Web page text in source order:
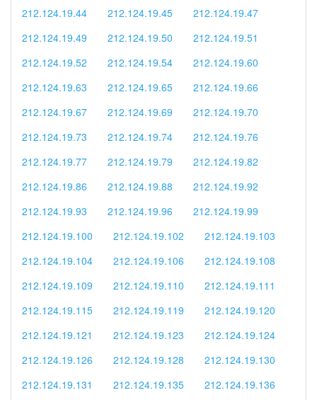
212.124.19.44
212.124.19.45
212.124.19.47
212.124.19.49
212.124.19.50
212.124.19.51
212.124.19.52
212.124.19.54
212.124.19.60
212.124.19.63
212.124.19.65
212.124.19.66
212.124.19.67
212.124.19.69
212.124.19.70
212.124.19.73
212.124.19.74
212.124.19.76
212.124.19.77
212.124.19.79
212.124.19.82
212.124.19.86
212.124.19.88
212.124.19.92
212.124.19.93
212.124.19.96
212.124.19.99
212.124.19.100
212.124.19.102
212.124.19.103
212.124.19.104
212.124.19.106
212.124.19.108
212.124.19.109
212.124.19.110
212.124.19.111
212.124.19.115
212.124.19.119
212.124.19.120
212.124.19.121
212.124.19.123
212.124.19.124
212.124.19.126
212.124.19.128
212.124.19.130
212.124.19.131
212.124.19.135
212.124.19.136